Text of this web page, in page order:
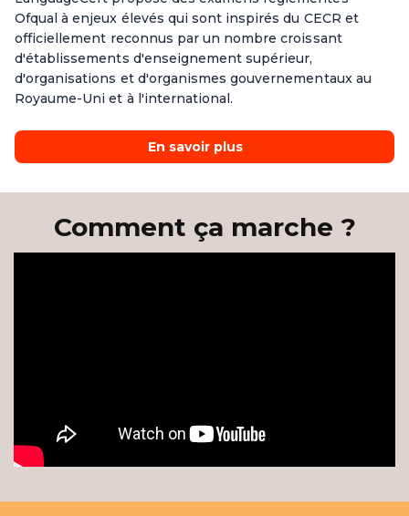
Ofqual à enjeux élevés qui sont inspirés du CECR et
officiellement reconnus par un nombre croissant
d'établissements d'enseignement supérieur,
d'organisations et d'organismes gouvernementaux au
Royaume-Uni et à l'international.
En savoir plus
Comment ça marche ?